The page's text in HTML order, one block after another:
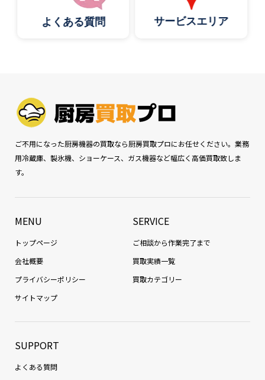
よくある質問 サービスエリア
ご不用になった厨房機器の買取なら厨房買取プロにお任せください。業務
用冷蔵庫、製氷機、ショーケース、ガス機器など幅広く高価買取致しま
す。
MENU
トップページ
会社概要
プライバシーポリシー
サイトマップ
SERVICE
ご相談から作業完了まで
買取実績一覧
買取カテゴリー
SUPPORT
よくある質問